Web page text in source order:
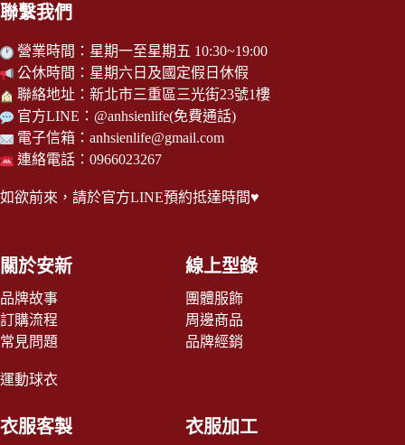
營業時間：星期一至星期五 10:30~19:00
公休時間：星期六日及國定假日休假
聯絡地址：新北市三重區三光街23號1樓
官方LINE：@anhsienlife(免費通話)
電子信箱： anhsienlife@gmail.com
關於安新 線上型錄
品牌故事
訂購流程
團體服飾
周邊商品